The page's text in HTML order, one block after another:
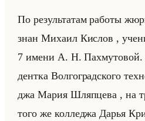
По ре­зульта­там ра­бо­ты
знан Ми­ха­ил Кис­лов ,
7 имени А. Н. Па­хму­то­вой.
дент­ка Вол­го­град­ско­го
джа Мария Шляп­це­ва , на
того же кол­ле­джа Дарья